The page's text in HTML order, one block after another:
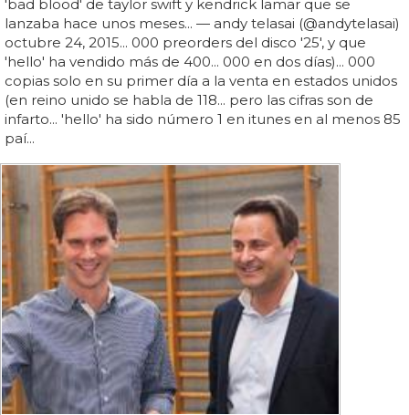
'bad blood' de taylor swift y kendrick lamar que se
lanzaba hace unos meses... — andy telasai (@andytelasai)
octubre 24, 2015... 000 preorders del disco '25', y que
'hello' ha vendido más de 400... 000 en dos días)... 000
copias solo en su primer día a la venta en estados unidos
(en reino unido se habla de 118... pero las cifras son de
infarto... 'hello' ha sido número 1 en itunes en al menos 85
paí...